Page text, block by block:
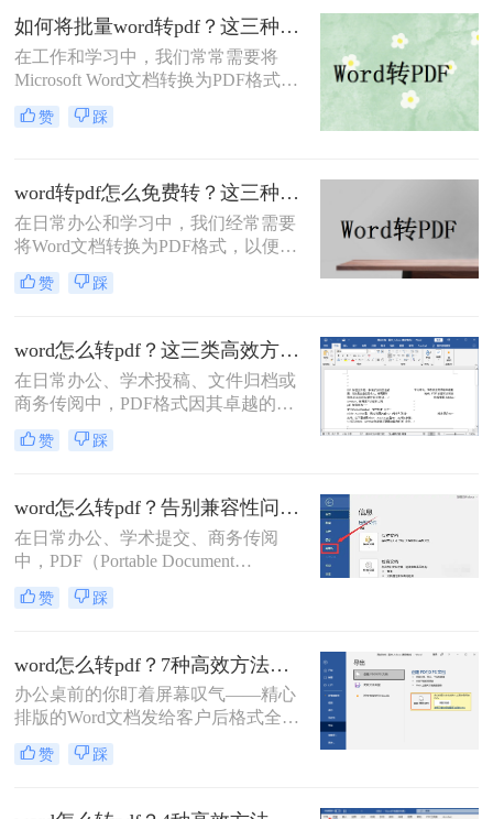
忍受模糊图片！本文直击痛点，提供
可立即执行的word转pdf图片不清晰解
决方法，助您10分钟内获得印刷级清
晰度！
如何将批量word转pdf？这三种方法都可以实现批量转换
在工作和学习中，我们常常需要将
Microsoft Word文档转换为PDF格式，
以确保文档的布局和格式在任何设备
上都能保持一致。手动逐个转换多个
向您介绍几种批量将Word文档转换为
PDF的有效方法，帮助您节省时间，
提高工作效率。
赞 踩
word转pdf怎么免费转？这三种方法很好用！
在日常办公和学习中，我们经常需要
将Word文档转换为PDF格式，以便在
不同设备和平台上保持一致的排版和
可读性。虽然市面上有很多专业的
寻找免费的方法来实现Word转PDF。
那么word转pdf怎么免费转呢？下面，
我们将介绍几种免费转换Word为PDF
的方法。
赞 踩
word怎么转pdf？这三类高效方法必知！
在日常办公、学术投稿、文件归档或
商务传阅中，PDF格式因其卓越的跨
平台一致性、不易被随意编辑的特性
和专业的视觉效果，已成为文件分发
主流的文档编辑工具，将其内容完美
地转换为PDF，是每个职场人士和学
生的必备技能。尽管Word内置了转换
功能，但在不同场景下，单一方法可
能无法满足我们对效率、质量或安全
性的全部要求。那么word怎么转pdf
赞 踩
word怎么转pdf？告别兼容性问题，高效实现格式固化！
在日常办公、学术提交、商务传阅
中，PDF（Portable Document
Format）因其跨平台、格式固定、不
易被编辑的特性，已成为文档分发的
我们创作和编辑内容最常用的工具。
因此，将Word文档完美转换为PDF，
是一项至关重要的技能。
赞 踩
word怎么转pdf？7种高效方法详解！
办公桌前的你盯着屏幕叹气——精心
排版的Word文档发给客户后格式全
乱。此时才明白，PDF才是文档世界
的“通用语言”。那么word怎么转pdf
高效方法，涵盖日常办公到批量处理
赞 踩